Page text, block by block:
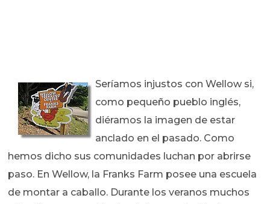
Seríamos injustos con Wellow si,
como pequeño pueblo inglés,
diéramos la imagen de estar
anclado en el pasado. Como
hemos dicho sus comunidades luchan por abrirse
paso. En Wellow, la Franks Farm posee una escuela
de montar a caballo. Durante los veranos muchos